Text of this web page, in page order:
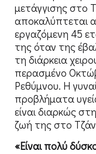
μετάγγισης στο
αποκαλύπτεται
εργαζόμενη 45
της όταν της
τη διάρκεια
περασμένο
Ρεθύμνου. Η
προβλήματα
είναι διαρκώς
ζωή της στο
«Είναι πολύ